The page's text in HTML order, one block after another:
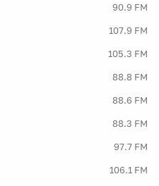
90.9 FM
107.9 FM
105.3 FM
88.8 FM
88.6 FM
88.3 FM
97.7 FM
106.1 FM